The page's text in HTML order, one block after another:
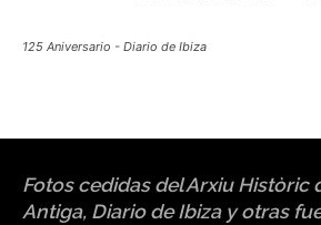
125 Aniversario - Diario de Ibiza
Fotos cedidas del Arxiu Històric
Antiga, Diario de Ibiza y otras